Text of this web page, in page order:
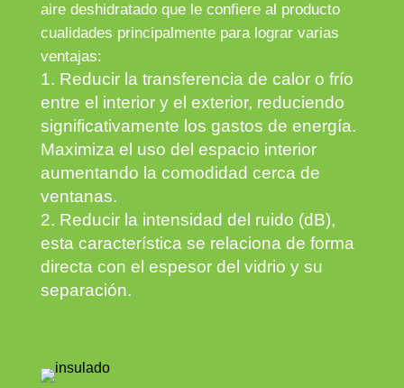
aire deshidratado que le confiere al producto
cualidades principalmente para lograr varias
ventajas:
Reducir la transferencia de calor o frío
entre el interior y el exterior, reduciendo
significativamente los gastos de energía.
Maximiza el uso del espacio interior
aumentando la comodidad cerca de
ventanas.
Reducir la intensidad del ruido (dB),
esta característica se relaciona de forma
directa con el espesor del vidrio y su
separación.